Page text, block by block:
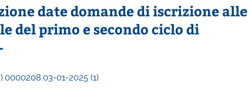
date domande di iscrizione alle
del primo e secondo ciclo di
01-2025 (1)